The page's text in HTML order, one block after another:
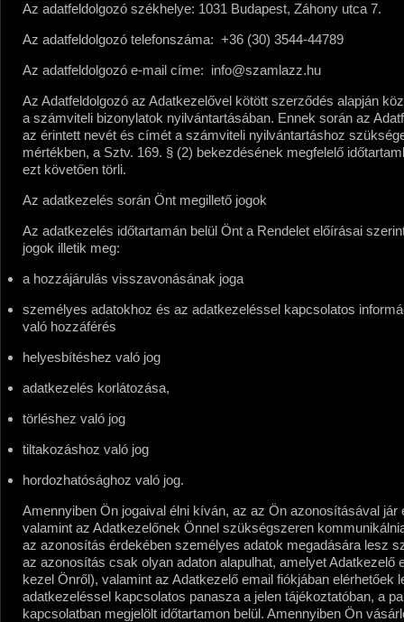
Az adatfeldolgozó székhelye: 1031 Budapest, Záhony utca 7.
Az adatfeldolgozó telefonszáma: +36 (30) 3544-44789
Az adatfeldolgozó e-mail címe: info@szamlazz.hu
Az Adatfeldolgozó az Adatkezelővel kötött szerződés alapján
a számviteli bizonylatok nyilvántartásában. Ennek során az
az érintett nevét és címét a számviteli nyilvántartáshoz
mértékben, a Sztv. 169. § (2) bekezdésének megfelelő
ezt követően törli.
Az adatkezelés során Önt megillető jogok
Az adatkezelés időtartamán belül Önt a Rendelet előírásai
jogok illetik meg:
a hozzájárulás visszavonásának joga
személyes adatokhoz és az adatkezeléssel kapcsolatos
való hozzáférés
helyesbítéshez való jog
adatkezelés korlátozása,
törléshez való jog
tiltakozáshoz való jog
hordozhatósághoz való jog.
Amennyiben Ön jogaival élni kíván, az az Ön azonosításával jár
valamint az Adatkezelőnek Önnel szükségszeren
az azonosítás érdekében személyes adatok megadására lesz
az azonosítás csak olyan adaton alapulhat, amelyet Adatkezelő
kezel Önről), valamint az Adatkezelő email fiókjában elérhetőek
adatkezeléssel kapcsolatos panasza a jelen tájékoztatóban, a
kapcsolatban megjelölt időtartamon belül. Amennyiben Ön